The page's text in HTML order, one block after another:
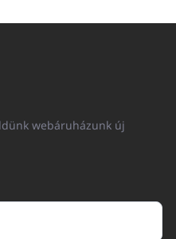
webáruházunk új